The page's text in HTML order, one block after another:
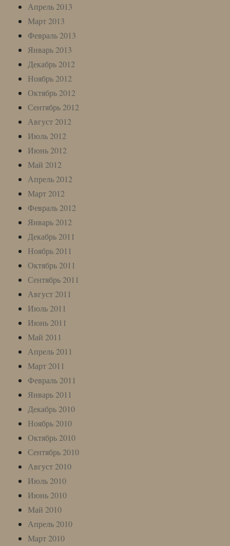
Апрель 2013
Март 2013
Февраль 2013
Январь 2013
Декабрь 2012
Ноябрь 2012
Октябрь 2012
Сентябрь 2012
Август 2012
Июль 2012
Июнь 2012
Май 2012
Апрель 2012
Март 2012
Февраль 2012
Январь 2012
Декабрь 2011
Ноябрь 2011
Октябрь 2011
Сентябрь 2011
Август 2011
Июль 2011
Июнь 2011
Май 2011
Апрель 2011
Март 2011
Февраль 2011
Январь 2011
Декабрь 2010
Ноябрь 2010
Октябрь 2010
Сентябрь 2010
Август 2010
Июль 2010
Июнь 2010
Май 2010
Апрель 2010
Март 2010